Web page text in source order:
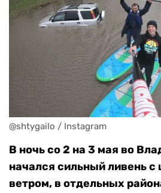
@shtygailo / Instagram
В ночь со 2 на 3 мая во
начался сильный ливень
ветром, в отдельных